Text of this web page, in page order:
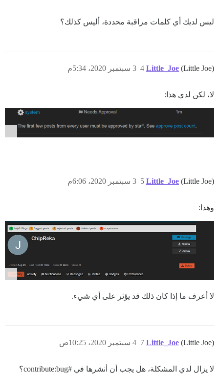
ليس لديك أي كلمات مراقبة محددة، أليس كذلك؟
Little_Joe (Little Joe) 3 سبتمبر 2020، 5:34م 4
لا، لكن لدي هذا:
Little_Joe (Little Joe) 3 سبتمبر 2020، 6:06م 5
وهذا:
لا أعرف ما إذا كان ذلك قد يؤثر على أي شيء.
Little_Joe (Little Joe) 4 سبتمبر 2020، 10:25ص 7
لا يزال لدي المشكلة، هل يجب أن أنشرها في #contribute:bug؟